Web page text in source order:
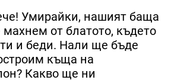
Умирайки, нашият баща
махнем от блатото, където
и беди. Нали ще бъде
къща на
Какво ще ни